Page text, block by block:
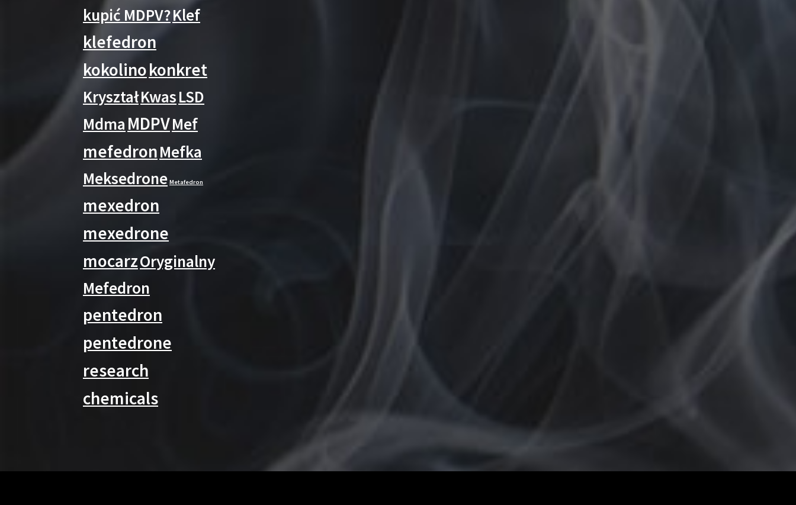
kupić MDPV?Klef
klefedron
kokolinokonkret
KryształKwasLSD
Mdma MDPVMef
mefedronMefka
Meksedrone Metafedron
mexedron
mexedrone
mocarzOryginalny
Mefedron
pentedron
pentedrone
research
chemicals